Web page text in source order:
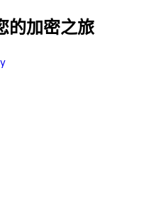
的加密之旅